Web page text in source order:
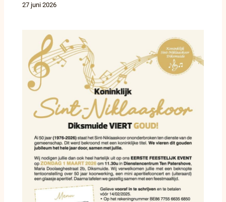
27 juni 2026